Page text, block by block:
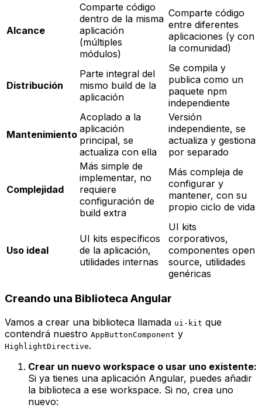
Alcance
Comparte código
dentro de la misma
aplicación
(múltiples
módulos)
Comparte código
entre diferentes
aplicaciones (y con
la comunidad)
Distribución
Parte integral del
mismo build de la
aplicación
Se compila y
publica como un
paquete npm
independiente
Mantenimiento
Acoplado a la
aplicación
principal, se
actualiza con ella
Versión
independiente, se
actualiza y gestiona
por separado
Complejidad
Más simple de
implementar, no
requiere
configuración de
build extra
Más compleja de
configurar y
mantener, con su
propio ciclo de vida
Uso ideal
UI kits específicos
de la aplicación,
utilidades internas
UI kits
corporativos,
componentes open
source, utilidades
genéricas
Creando una Biblioteca Angular
Vamos a crear una biblioteca llamada ui-kit que
contendrá nuestro AppButtonComponent y
HighlightDirective.
Crear un nuevo workspace o usar uno existente:
Si ya tienes una aplicación Angular, puedes añadir
la biblioteca a ese workspace. Si no, crea uno
nuevo: